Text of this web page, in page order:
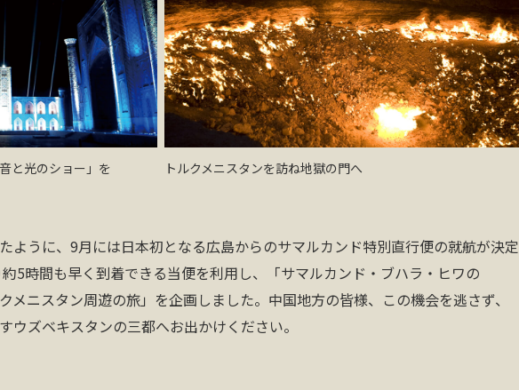
と光のショー」を トルクメニスタンを訪ね地獄の門へ
ように、9月には日本初となる広島からのサマルカンド特別直行便の就航が決定
5時間も早く到着できる当便を利用し、「サマルカンド・ブハラ・ヒワの
メニスタン周遊の旅」を企画しました。中国地方の皆様、この機会を逃さず、
ウズベキスタンの三都へお出かけください。